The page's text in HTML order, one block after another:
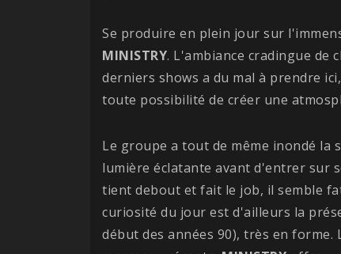
Se produire en plein jour sur
MINISTRY. L'ambiance cradingue de
derniers shows a du mal à prendre
toute possibilité de créer une
Le groupe a tout de même inondé la
lumière éclatante avant d'entrer sur
tient debout et fait le job, il semble
curiosité du jour est d'ailleurs la
début des années 90), très en forme.